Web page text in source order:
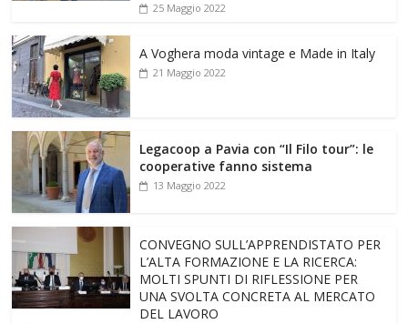
25 Maggio 2022
A Voghera moda vintage e Made in Italy
21 Maggio 2022
Legacoop a Pavia con “Il Filo tour”: le
cooperative fanno sistema
13 Maggio 2022
CONVEGNO SULL’APPRENDISTATO PER
L’ALTA FORMAZIONE E LA RICERCA:
MOLTI SPUNTI DI RIFLESSIONE PER
UNA SVOLTA CONCRETA AL MERCATO
DEL LAVORO